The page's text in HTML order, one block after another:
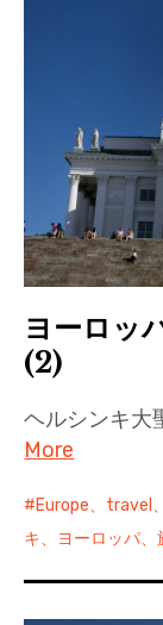
ヨーロッ
(2)
ヘルシンキ大
More
Europe、travel
キ、ヨーロッパ、